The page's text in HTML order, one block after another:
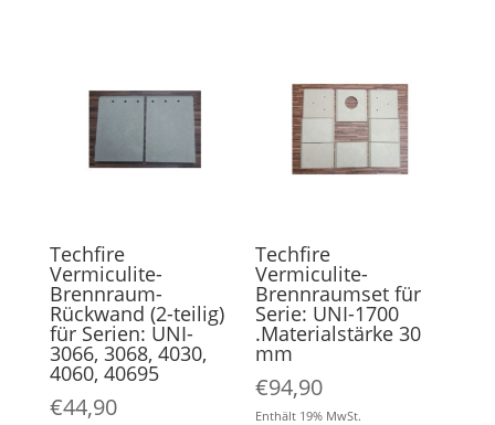
Techfire
Vermiculite-
Brennraum-
Rückwand (2-teilig)
für Serien: UNI-
3066, 3068, 4030,
4060, 40695
€44,90
Techfire
Vermiculite-
Brennraumset für
Serie: UNI-1700
.Materialstärke 30
mm
€94,90
Enthält 19% MwSt.